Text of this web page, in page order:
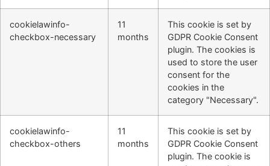
cookielawinfo-
checkbox-necessary
11
months
This cookie is set by
GDPR Cookie Consent
plugin. The cookies is
used to store the user
consent for the
cookies in the
category "Necessary".
cookielawinfo-
checkbox-others
11
months
This cookie is set by
GDPR Cookie Consent
plugin. The cookie is